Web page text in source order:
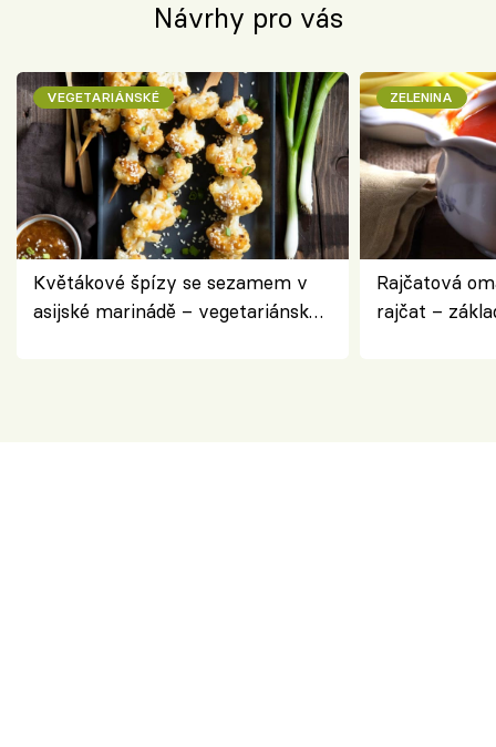
Návrhy pro vás
VEGETARIÁNSKÉ
Květákové špízy se sezamem v
asijské marinádě – vegetariánská
ZELENINA
Rajčatová
rajčat –